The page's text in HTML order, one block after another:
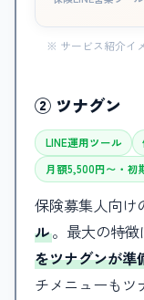
※ サービス紹介イ
② ツナグン
LINE運用ツール
月額5,500円〜・初
保険募集人向け
ル。最大の特徴
をツナグンが準
チメニューもツ